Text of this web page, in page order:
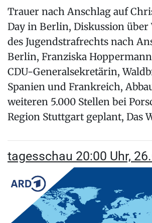
Trauer nach Anschlag auf
Day in Berlin, Diskussion über
des Jugendstrafrechts nach
Berlin, Franziska
CDU-Generalsekretärin,
Spanien und Frankreich,
weiteren 5.000 Stellen bei
Region Stuttgart geplant, Das
tagesschau 20:00 Uhr,